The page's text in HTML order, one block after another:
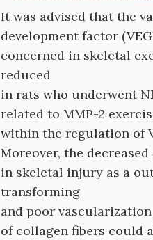
It was advised that the
development factor
concerned in skeletal
reduced
in rats who underwent
related to MMP-2
within the regulation of
Moreover, the
in skeletal injury as a
transforming
and poor
of collagen fibers could